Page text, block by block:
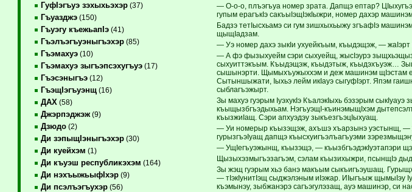
ГуфIэгъуэ зэхыхьэхэр(37)
Гъуазджэ(150)
Гъуэгу къежьапIэ(41)
Гъэлъэгъуэныгъэхэр(85)
Гъэмахуэ(10)
Гъэмахуэ зыгъэпсэхугъуэ(17)
Гъэсэныгъэ(12)
ГъэщIэгъуэнщ(16)
ДАХ (58)
Джэрпэджэж(9)
Дзюдо(2)
Ди зэпыщIэныгъэхэр(30)
Ди куейхэм (1)
Ди къуэш республикэхэм (164)
Ди нэхъыжьыфIхэр(9)
Ди псэлъэгъухэр(56)
— О-о-о, плъэгъуа номер зрата. Дапщэ ептар?
гупым ерагъкIэ сакъыIэщIэкIыжри, номер дахэр
Бадзэ тетIысхьамэ си гум зишхыхьыжу згъафIэ
щыщIадзам.
— Уэ номер дахэ зыкIи ухуейкъым, къыдэщэж, — жаIэрт
— А фэ фызыхуейм сэри сыхуейщ, жысIэурэ
сыхуиттэкъым. Къыдэщэж, къыдэтыж, къыдэхъуэж…
сышынэрти. Щымыхъужыххэм и деж машинэм щIэстам
Сытыншыжати, Iыхьэ лейм икIауэ сыгуфIэрт. Япэм
сыблагъэжырт.
Зы махуэ гуэрым IуэхукIэ КъалэкIыхь бэзэрым
къыщызбгъэдыхьам. НэгъуэщI-къинэмыщIхэм
къызжиIащ. Сэри апхуэдэу зыкъезгъэцIыхуащ.
— Уи номерыр къызэщэж, ахъшэ хъарзынэ уэстынщ, —
гурызгъэIуащ дапщэ къысхуигъэлъагъуэми
— УщIегъуэжынщ, къызэщэ, — къызбгъэдэкIуэтапэри
Щызыхэзмыгъэзагъэм, сэлам къызихыжри, псынщIэ
Зы жэщ гуэрым хьэ банэ макъым сыкъигъэушащ.
— тIэкIунитIэщ сыджэлэным иIэжар. ИIыгъыж щымыIэу
къэмынэу, зыбжанэрэ сагъэгулэзащ, ауэ машинэр, си